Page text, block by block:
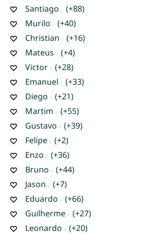
Santiago
(+88)
Murilo
(+40)
Christian
(+16)
Mateus
(+4)
Victor
(+28)
Emanuel
(+33)
Diego
(+21)
Martim
(+55)
Gustavo
(+39)
Felipe
(+2)
Enzo
(+36)
Bruno
(+44)
Jason
(+7)
Eduardo
(+66)
Guilherme
(+27)
Leonardo
(+20)